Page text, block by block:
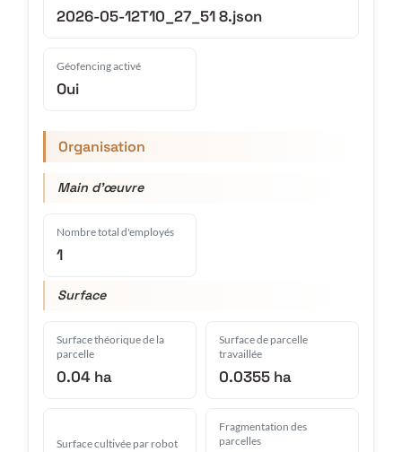
2026-05-12T10_27_51 8.json
Géofencing activé
Oui
Organisation
Main d'œuvre
Nombre total d'employés
1
Surface
Surface théorique de la
parcelle
0.04 ha
Surface de parcelle
travaillée
0.0355 ha
Surface cultivée par robot
Fragmentation des
parcelles